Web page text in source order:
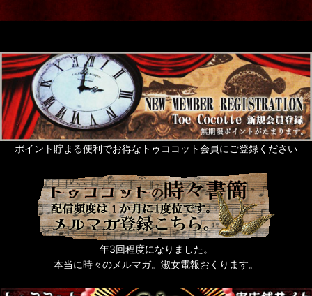
ポイント貯まる便利でお得なトゥココット会員にご登録ください
年3回程度になりました。
本当に時々のメルマガ。淑女電報おくります。